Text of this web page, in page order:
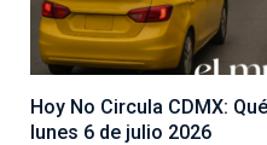
Hoy No Circula CDMX:
lunes 6 de julio 2026